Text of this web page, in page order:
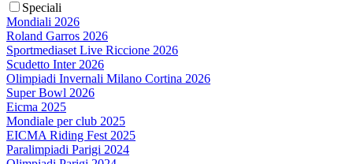
Speciali
Mondiali 2026
Roland Garros 2026
Sportmediaset Live Riccione 2026
Scudetto Inter 2026
Olimpiadi Invernali Milano Cortina 2026
Super Bowl 2026
Eicma 2025
Mondiale per club 2025
EICMA Riding Fest 2025
Paralimpiadi Parigi 2024